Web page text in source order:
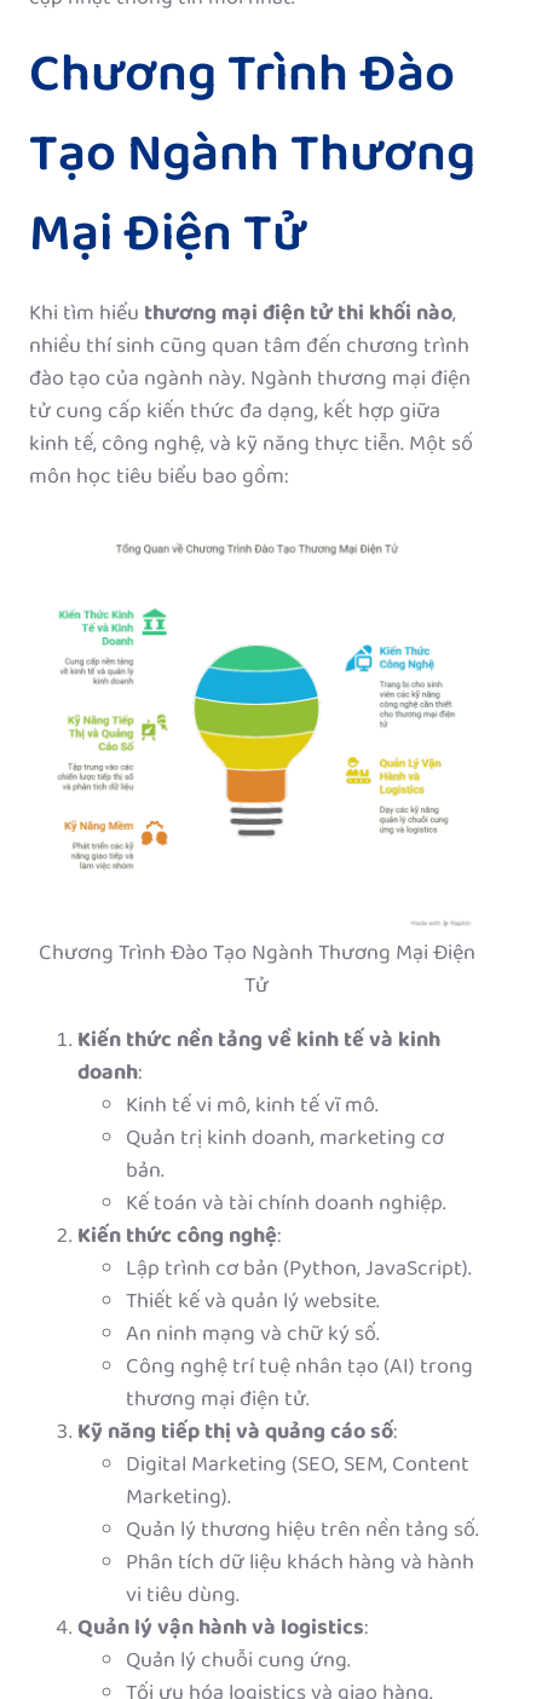
Chương Trình Đào
Tạo Ngành Thương
Mại Điện Tử
Khi tìm hiểu thương mại điện tử thi khối nào,
nhiều thí sinh cũng quan tâm đến chương trình
đào tạo của ngành này. Ngành thương mại điện
tử cung cấp kiến thức đa dạng, kết hợp giữa
kinh tế, công nghệ, và kỹ năng thực tiễn. Một số
môn học tiêu biểu bao gồm:
Chương Trình Đào Tạo Ngành Thương Mại Điện
Tử
Kiến thức nền tảng về kinh tế và kinh
doanh:
Kinh tế vi mô, kinh tế vĩ mô.
Quản trị kinh doanh, marketing cơ
bản.
Kế toán và tài chính doanh nghiệp.
Kiến thức công nghệ:
Lập trình cơ bản (Python, JavaScript).
Thiết kế và quản lý website.
An ninh mạng và chữ ký số.
Công nghệ trí tuệ nhân tạo (AI) trong
thương mại điện tử.
Kỹ năng tiếp thị và quảng cáo số:
Digital Marketing (SEO, SEM, Content
Marketing).
Quản lý thương hiệu trên nền tảng số.
Phân tích dữ liệu khách hàng và hành
vi tiêu dùng.
Quản lý vận hành và logistics:
Quản lý chuỗi cung ứng.